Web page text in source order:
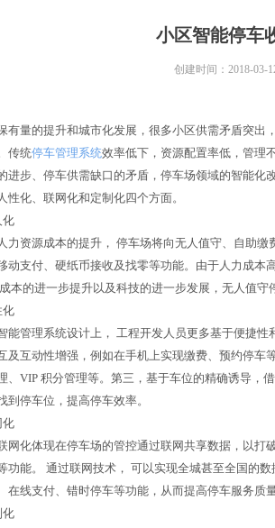
小区智能停车
量的提升和城市化发展，很多小区供需矛盾突出
传统停车管理系统效率低下，资源配置率低，管理
步、停车供需缺口的矛盾，停车场领域的智能化
性化、联网化和定制化四个方面。
资源成本的提升， 停车场将向无人值守、自助缴
动支付、硬纸币接收及找零等功能。由于人力成
本的进一步提升以及科技的进一步发展，无人值守
管理系统设计上， 工程开发人员更多基于便捷性
及互动性增强，例如在手机上实现缴费、预约停
、VIP 积分管理等。第三，基于车位的精确诱导，
到停车位，提高停车效率。
化体现在停车场的管控通过联网共享数据，以打
功能。 通过联网技术， 可以实现全城甚至全国的
在线支付、错时停车等功能，从而提高停车服务质
创建时间： 2018-03-